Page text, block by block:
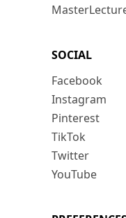
SOCIAL
Facebook
Instagram
Pinterest
TikTok
Twitter
YouTube